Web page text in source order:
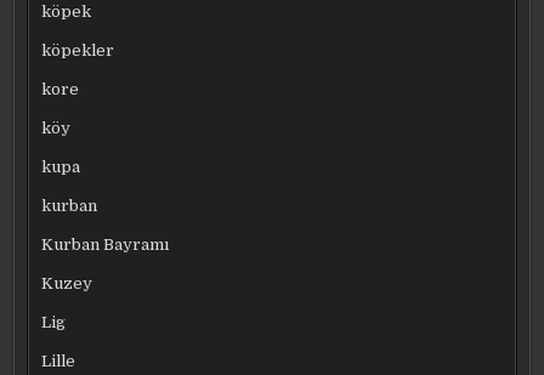
köpek
köpekler
kore
köy
kupa
kurban
Kurban Bayramı
Kuzey
Lig
Lille